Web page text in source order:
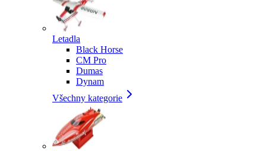
Letadla
Black Horse
CM Pro
Dumas
Dynam
Všechny kategorie